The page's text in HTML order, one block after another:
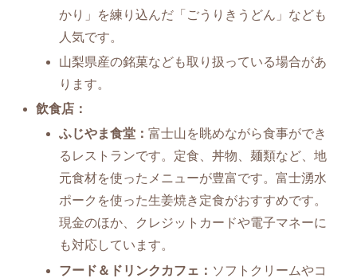
かり」を練り込んだ「ごうりきうどん」なども
人気です。
山梨県産の銘菓なども取り扱っている場合があ
ります。
飲食店：
ふじやま食堂：富士山を眺めながら食事ができ
るレストランです。定食、丼物、麺類など、地
元食材を使ったメニューが豊富です。富士湧水
ポークを使った生姜焼き定食がおすすめです。
現金のほか、クレジットカードや電子マネーに
も対応しています。
フード＆ドリンクカフェ： ソフトクリームやコ